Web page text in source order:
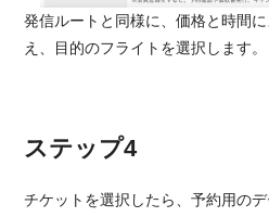
発信ルートと同様に、価格と時間
え、目的のフライトを選択します。
ステップ4
チケットを選択したら、予約用の